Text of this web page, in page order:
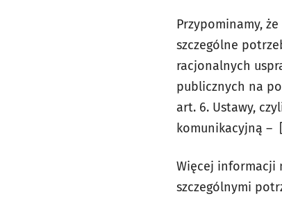
Przypominamy,
szczególne
racjonalnych
publicznych na
art. 6. Ustawy,
komunikacyjną –
Więcej informacji
szczególnymi